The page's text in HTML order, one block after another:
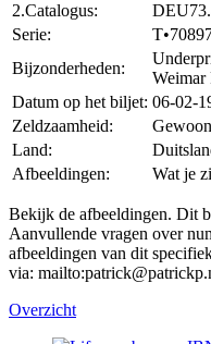
2.Catalogus:
Serie:
Bijzonderheden:
Weimar
Datum op het biljet: 06-02-
Zeldzaamheid:
Gewoon
Land:
Afbeeldingen:
Wat je
Bekijk de afbeeldingen. Dit
Aanvullende vragen over
afbeeldingen van dit
via:
Overzicht